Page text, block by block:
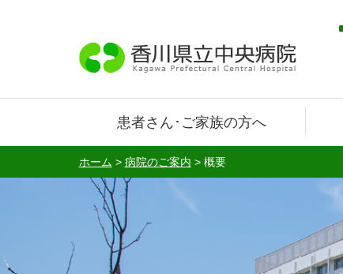
患者さん･ご家族の方へ
ホーム > 病院のご案内 > 概要